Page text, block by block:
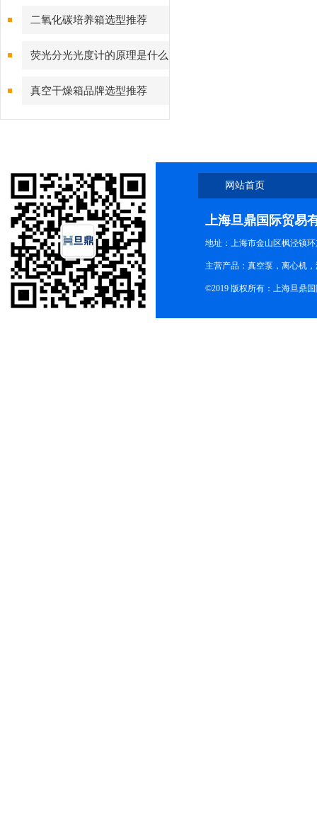
二氧化碳培养箱选型推荐
荧光分光光度计的原理是什么
真空干燥箱品牌选型推荐
网站首页
上海旦鼎国际贸易
地址：上海市金山区枫泾镇
主营产品：真空泵，离心机
©2019 版权所有：上海旦鼎